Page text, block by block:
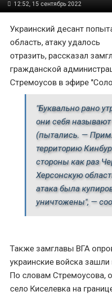
12:52, 15 сентябрь 2022
Украинский десант
область, атаку удалось
отразить, рассказал
гражданской
Стремоусов в эфире
"Буквально рано
они себя
(пытались. —
территорию
стороны как раз
Херсонскую
атака была
уничтожены", —
Также замглавы ВГА
украинские войска
По словам Стремоусова,
село Киселевка на